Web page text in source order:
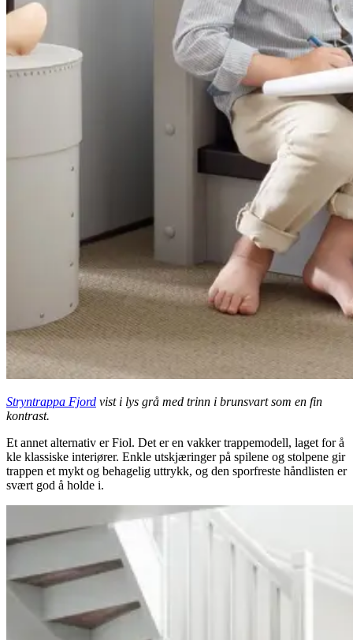
Stryntrappa Fjord vist i lys grå med trinn i brunsvart som en fin
kontrast.
Et annet alternativ er Fiol. Det er en vakker trappemodell, laget for å
kle klassiske interiører. Enkle utskjæringer på spilene og stolpene gir
trappen et mykt og behagelig uttrykk, og den sporfreste håndlisten er
svært god å holde i.